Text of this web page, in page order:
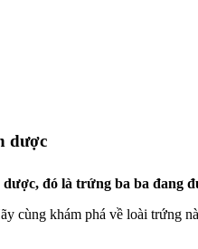
dược
đó là trứng ba ba đang
cùng khám phá về loài trứng